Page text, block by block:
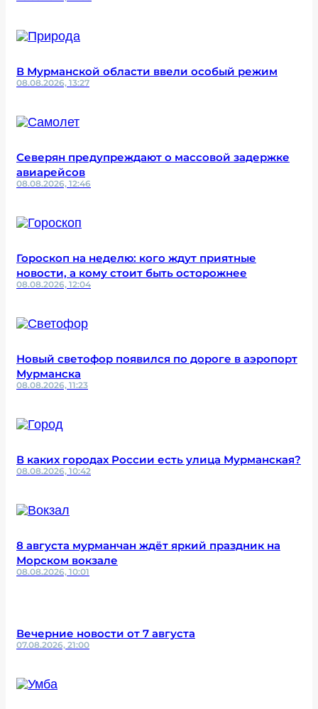
В Мурманской области ввели особый режим
08.08.2026, 13:27
Северян предупреждают о массовой задержке
авиарейсов
08.08.2026, 12:46
Гороскоп на неделю: кого ждут приятные
новости, а кому стоит быть осторожнее
08.08.2026, 12:04
Новый светофор появился по дороге в аэропорт
Мурманска
08.08.2026, 11:23
В каких городах России есть улица Мурманская?
08.08.2026, 10:42
8 августа мурманчан ждёт яркий праздник на
Морском вокзале
08.08.2026, 10:01
Вечерние новости от 7 августа
07.08.2026, 21:00